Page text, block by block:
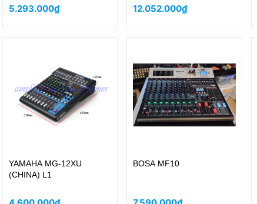
5.293.000₫ 12.052.000₫
YAMAHA MG-12XU
(CHINA) L1
BOSA MF10